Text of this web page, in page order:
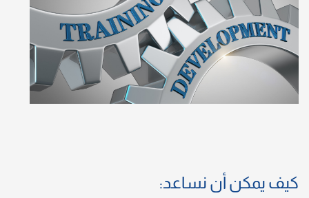
كيف يمكن أن نساعد: